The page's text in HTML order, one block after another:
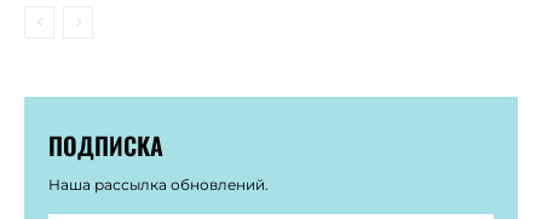
ПОДПИСКА
Наша рассылка обновлений.